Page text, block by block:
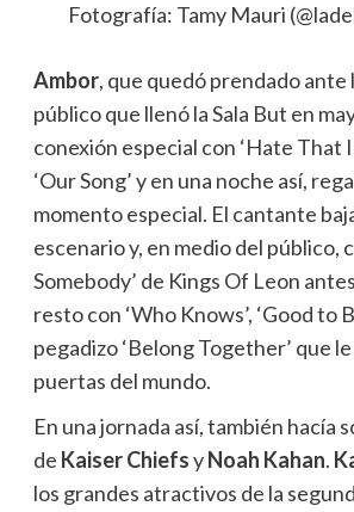
Fotografía: Tamy Mauri
Ambor, que quedó prendado ante
público que llenó la Sala But en
conexión especial con ‘Hate That I
‘Our Song’ y en una noche así,
momento especial. El cantante
escenario y, en medio del público,
Somebody’ de Kings Of Leon
resto con ‘Who Knows’, ‘Good to
pegadizo ‘Belong Together’ que
puertas del mundo.
En una jornada así, también hacía
de Kaiser ChiefsyNoah Kahan.
los grandes atractivos de la